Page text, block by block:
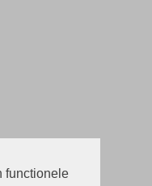
functionele